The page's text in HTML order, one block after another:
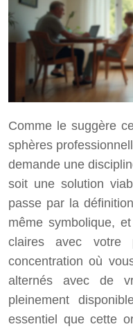
Comme le suggère
sphères
demande une
soit une solution
passe par la
même symbolique,
claires avec votre
concentration où
alternés avec de
pleinement
essentiel que cette